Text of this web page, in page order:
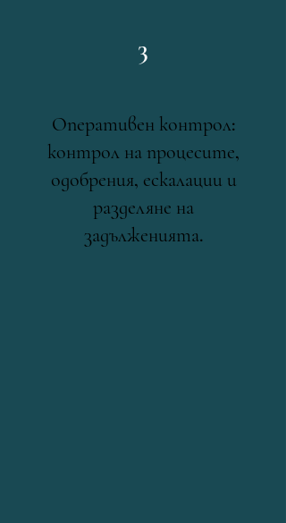
3
Оперативен контрол:
контрол на процесите,
одобрения, ескалации и
разделяне на
задълженията.